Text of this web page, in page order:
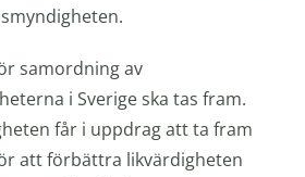
samordning av
i Sverige ska tas fram.
får i uppdrag att ta fram
att förbättra likvärdigheten